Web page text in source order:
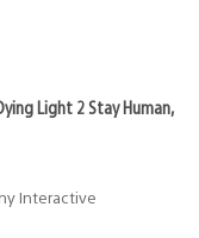
Light 2 Stay Human,
Interactive